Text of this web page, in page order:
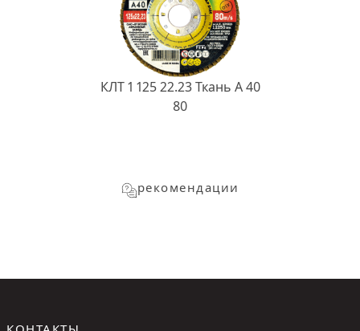
КЛТ 1 125 22.23 Ткань A 40
80
рекомендации